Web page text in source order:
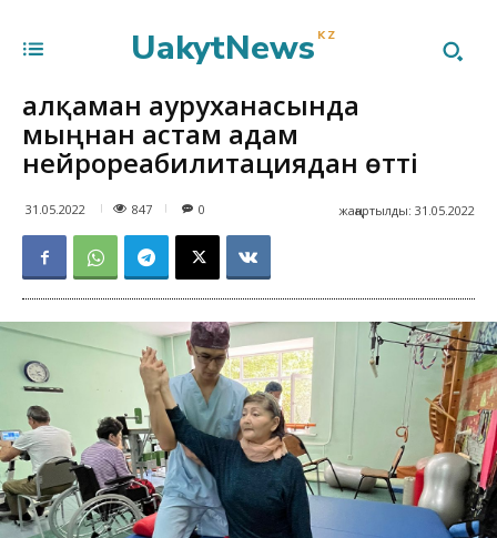
UakytNews KZ
Қалқаман ауруханасында
мыңнан астам адам
нейрореабилитациядан өтті
31.05.2022 847 жаңартылды: 31.05.2022
0